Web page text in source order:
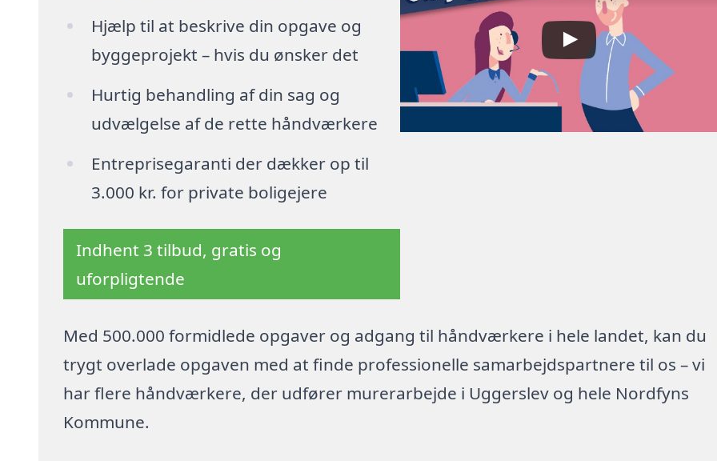
Hjælp til at beskrive din opgave og
byggeprojekt – hvis du ønsker det
Hurtig behandling af din sag og
udvælgelse af de rette håndværkere
Entreprisegaranti der dækker op til
3.000 kr. for private boligejere
Indhent 3 tilbud, gratis og
uforpligtende
Med 500.000 formidlede opgaver og adgang til håndværkere i hele landet, kan du
trygt overlade opgaven med at finde professionelle samarbejdspartnere til os – vi
har flere håndværkere, der udfører murerarbejde i Uggerslev og hele Nordfyns
Kommune.